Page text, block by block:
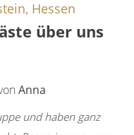
Hessen
über uns
Anna
und haben ganz